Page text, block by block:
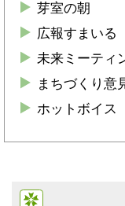
芽室の朝
広報すまいる
未来ミーティ
まちづくり意
ホットボイス